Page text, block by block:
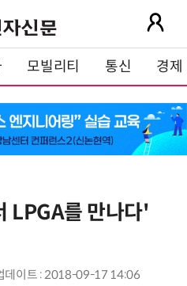
모빌리티 통신 경제
LPGA를 만나다'
데이트 : 2018-09-17 14:06